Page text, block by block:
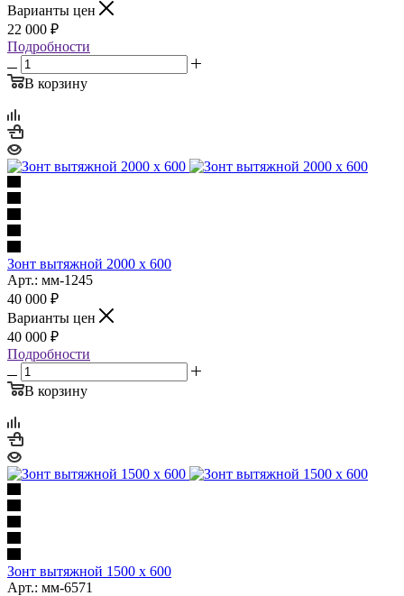
Варианты цен
22 000 ₽
Подробности
В корзину
Зонт вытяжной 2000 х 600
Арт.: мм-1245
40 000 ₽
Варианты цен
40 000 ₽
Подробности
В корзину
Зонт вытяжной 1500 х 600
Арт.: мм-6571